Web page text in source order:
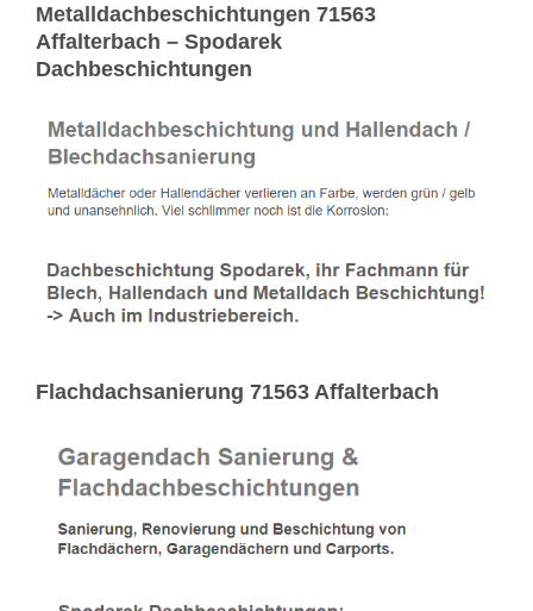
Metalldachbeschichtungen 71563
Affalterbach – Spodarek
Dachbeschichtungen
Flachdachsanierung 71563 Affalterbach